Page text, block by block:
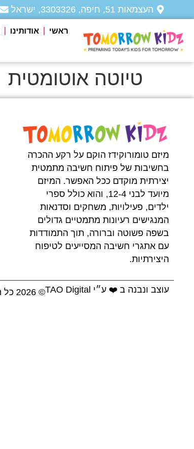
העצמאות 51, חיפה, 3303326, ישראל
ראשי אודותינו
טיוטה אוטומטית
מיזם טומורוקידז הוקם על רקע ההכרה
בחשיבות של פיתוח חשיבה מתמטית
יצירתית מוקדם ככל האפשר. המיזם
מיועד לבני 12-4, והוא כולל ספרי
ילדים, פעילויות, משחקים וסדנאות
המנגישים רעיונות מתמטיים גדולים
בשפה פשוטה וברורה, תוך התמודדות
עם אתגרי חשיבה המסייעים לטיפוח
היצירתיות.
עוצב ונבנה ב ❤️ ע״י TAO Digital © 2026 כל הזכויות שמורות ל TOMORROWKIDZ